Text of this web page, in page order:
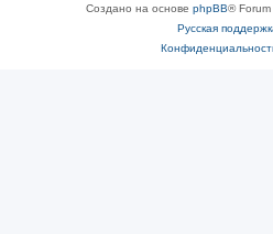
Создано на основе phpBB®
Русская